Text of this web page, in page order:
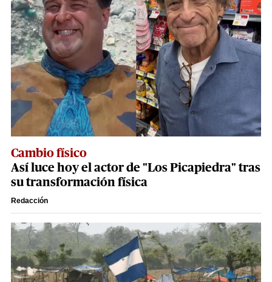
Cambio físico
Así luce hoy el actor de "Los Picapiedra" tras
su transformación física
Redacción